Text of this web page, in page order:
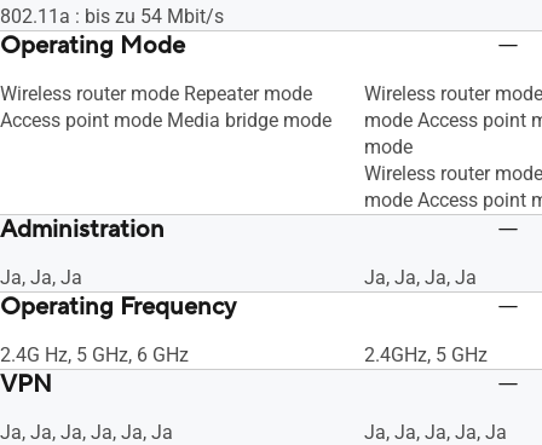
802.11a : bis zu 54 Mbit/s
Operating Mode
Wireless router mode Repeater mode
Access point mode Media bridge mode
Wireless router
mode Access point
mode
Wireless router
mode Access point
Administration
Ja, Ja, Ja Ja, Ja, Ja, Ja
Operating Frequency
2.4G Hz, 5 GHz, 6 GHz 2.4GHz, 5 GHz
VPN
Ja, Ja, Ja, Ja, Ja, Ja Ja, Ja, Ja, Ja, Ja